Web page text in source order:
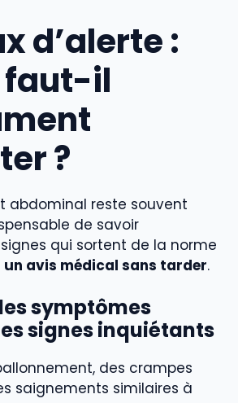
d’alerte :
faut-il
?
abdominal reste souvent
de savoir
qui sortent de la norme
avis médical sans tarder.
symptômes
signes inquiétants
des crampes
saignements similaires à